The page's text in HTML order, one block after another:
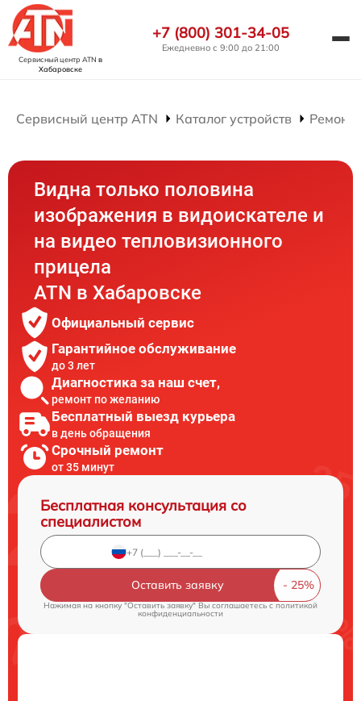
Сервисный центр ATN в
Хабаровске
+7 (800) 301-34-05
Ежедневно с 9:00 до 21:00
Сервисный центр ATN Каталог устройств Ремонт
Видна только половина
изображения в видоискателе и
на видео тепловизионного
прицела
ATN в Хабаровске
Официальный сервис
Гарантийное обслуживание
до 3 лет
Диагностика за наш счет,
ремонт по желанию
Бесплатный выезд курьера
в день обращения
Срочный ремонт
от 35 минут
Бесплатная консультация со
специалистом
Оставить заявку
Нажимая на кнопку "Оставить заявку" Вы соглашаетесь cполитикой
конфиденциальности